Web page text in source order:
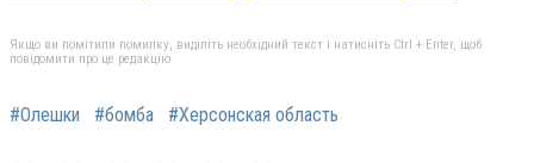
Якщо ви помітили помилку, виділіть необхідний текст і натисніть Ctrl + Enter, щоб
повідомити про це редакцію
#Олешки #бомба #Херсонская область